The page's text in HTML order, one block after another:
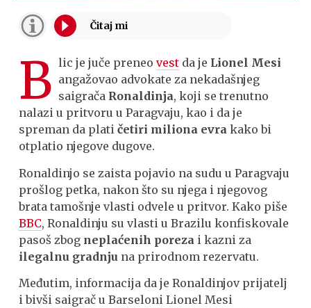
B lic je juče preneovest da je Lionel Mesi
angažovao advokate za nekadašnjeg
saigrača Ronaldinja, koji se trenutno
nalazi u pritvoru u Paragvaju, kao i da je
spreman da platičetiri miliona evra kako bi
otplatio njegove dugove.
Ronaldinjo se zaista pojavio na sudu u Paragvaju
prošlog petka, nakon što su njega i njegovog
brata tamošnje vlasti odvele u pritvor. Kako piše
BBC, Ronaldinju su vlasti u Brazilu konfiskovale
pasoš zbog neplaćenih poreza i kazni za
ilegalnu gradnju na prirodnom rezervatu.
Međutim, informacija da je Ronaldinjov prijatelj
i bivši saigrač u Barseloni Lionel Mesi